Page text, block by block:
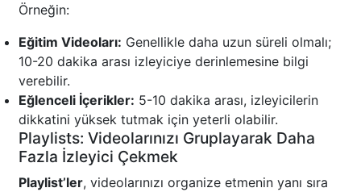
Örneğin:
Eğitim Videoları: Genellikle daha uzun süreli olmalı;
10-20 dakika arası izleyiciye derinlemesine bilgi
verebilir.
Eğlenceli İçerikler: 5-10 dakika arası, izleyicilerin
dikkatini yüksek tutmak için yeterli olabilir.
Playlists: Videolarınızı Gruplayarak Daha
Fazla İzleyici Çekmek
Playlist’ler, videolarınızı organize etmenin yanı sıra